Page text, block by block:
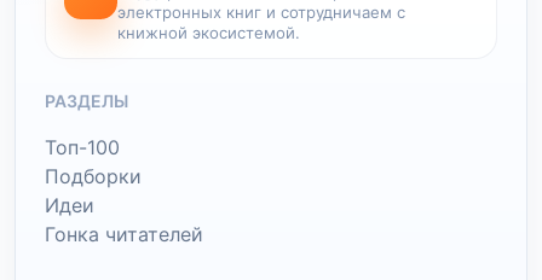
электронных книг и сотрудничаем с
книжной экосистемой.
РАЗДЕЛЫ
Топ-100
Подборки
Идеи
Гонка читателей